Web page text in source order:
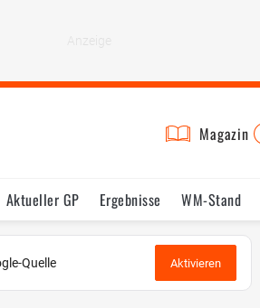
Magazin
Aktueller GP Ergebnisse WM-Stand
Testfahrten Reglement Lexikon
Quelle Aktivieren